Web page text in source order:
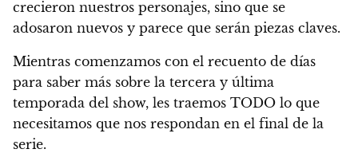
crecieron nuestros personajes, sino que se
adosaron nuevos y parece que serán piezas claves.
Mientras comenzamos con el recuento de días
para saber más sobre la tercera y última
temporada del show, les traemos TODO lo que
necesitamos que nos respondan en el final de la
serie.